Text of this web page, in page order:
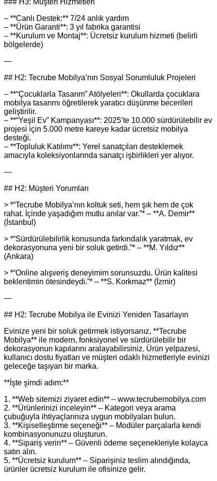
### H3: Müşteri Hizmetleri
– **Canlı Destek:** 7/24 anlık yardım
– **Ürün Garanti**: 3 yıl fabrika garantisi
– **Kurulum ve Montaj**: Ücretsiz kurulum hizmeti (belirli
bölgelerde)
—
## H2: Tecrube Mobilya’nın Sosyal Sorumluluk Projeleri
– **“Çocuklarla Tasarım” Atölyeleri**: Okullarda çocuklara
mobilya tasarımı öğretilerek yaratıcı düşünme becerileri
geliştirilir.
– **“Yeşil Ev” Kampanyası**: 2025’te 10.000 sürdürülebilir ev
projesi için 5.000 metre kareye kadar ücretsiz mobilya
desteği.
– **Topluluk Katılımı**: Yerel sanatçıları desteklemek
amacıyla koleksiyonlarında sanatçı işbirlikleri yer alıyor.
—
## H2: Müşteri Yorumları
> *“Tecrube Mobilya’nın koltuk seti, hem şık hem de çok
rahat. İçinde yaşadığım mutlu anılar var.”* – **A. Demir**
(İstanbul)
> *“Sürdürülebilirlik konusunda farkındalık yaratmak, ev
dekorasyonuna yeni bir soluk getirdi.”* – **M. Yıldız**
(Ankara)
> *“Online alışveriş deneyimim sorunsuzdu. Ürün kalitesi
beklentimin ötesindeydi.”* – **S. Korkmaz** (İzmir)
—
## H2: Tecrube Mobilya ile Evinizi Yeniden Tasarlayın
Evinize yeni bir soluk getirmek istiyorsanız, **Tecrube
Mobilya** ile modern, fonksiyonel ve sürdürülebilir bir
dekorasyonun kapılarını aralayabilirsiniz. Ürün yelpazesi,
kullanıcı dostu fiyatları ve müşteri odaklı hizmetleriyle evinizi
geleceğe taşıyan bir marka.
**İşte şimdi adım:**
1. **Web sitemizi ziyaret edin** – www.tecrubemobilya.com
2. **Ürünlerinizi inceleyin** – Kategori veya arama
çubuğuyla ihtiyaçlarınıza uygun mobilyaları bulun.
3. **Kişiselleştirme seçeneği** – Modüler parçalarla kendi
kombinasyonunuzu oluşturun.
4. **Sipariş verin** – Güvenli ödeme seçenekleriyle kolayca
satın alın.
5. **Ücretsiz kurulum** – Siparişiniz teslim alındığında,
ürünler ücretsiz kurulum ile ofisinize gelir.